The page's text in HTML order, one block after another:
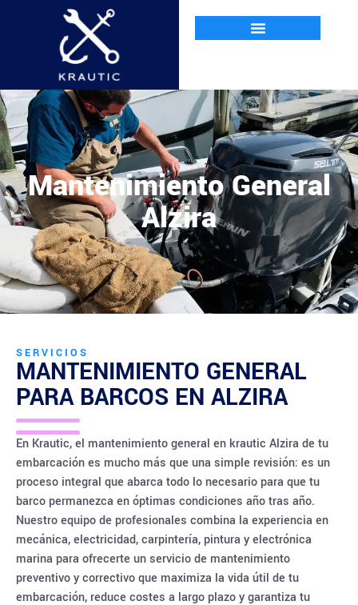
Mantenimiento General
Alzira
SERVICIOS
MANTENIMIENTO GENERAL
PARA BARCOS EN ALZIRA
En Krautic, el mantenimiento general en krautic Alzira de tu
embarcación es mucho más que una simple revisión: es un
proceso integral que abarca todo lo necesario para que tu
barco permanezca en óptimas condiciones año tras año.
Nuestro equipo de profesionales combina la experiencia en
mecánica, electricidad, carpintería, pintura y electrónica
marina para ofrecerte un servicio de mantenimiento
preventivo y correctivo que maximiza la vida útil de tu
embarcación, reduce costes a largo plazo y garantiza tu